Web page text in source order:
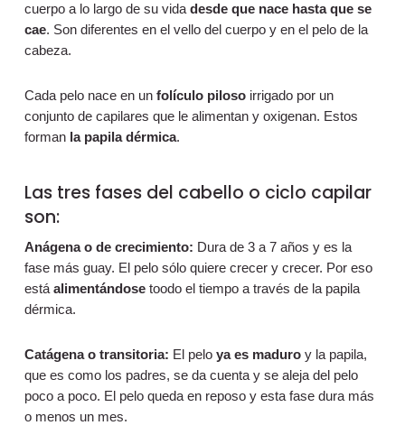
cuerpo a lo largo de su vidadesde que nace hasta que se
cae. Son diferentes en el vello del cuerpo y en el pelo de la
cabeza.
Cada pelo nace en unfolículo piloso irrigado por un
conjunto de capilares que le alimentan y oxigenan. Estos
forman la papila dérmica.
Las tres fases del cabello o ciclo capilar
son:
Anágena o de crecimiento: Dura de 3 a 7 años y es la
fase más guay. El pelo sólo quiere crecer y crecer. Por eso
estáalimentándose toodo el tiempo a través de la papila
dérmica.
Catágena o transitoria: El peloya es maduro y la papila,
que es como los padres, se da cuenta y se aleja del pelo
poco a poco. El pelo queda en reposo y esta fase dura más
o menos un mes.